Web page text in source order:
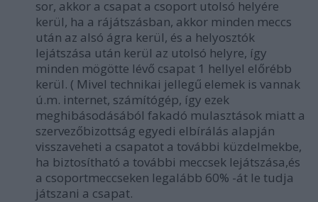
sor, akkor a csapat a csoport utolsó helyére
kerül, ha a rájátszásban, akkor minden meccs
után az alsó ágra kerül, és a helyosztók
lejátszása után kerül az utolsó helyre, így
minden mögötte lévő csapat 1 hellyel előrébb
kerül. ( Mivel technikai jellegű elemek is vannak
ú.m. internet, számítógép, így ezek
meghibásodásából fakadó mulasztások miatt a
szervezőbizottság egyedi elbírálás alapján
visszaveheti a csapatot a további küzdelmekbe,
ha biztosítható a további meccsek lejátszása,és
a csoportmeccseken legalább 60% -át le tudja
játszani a csapat.